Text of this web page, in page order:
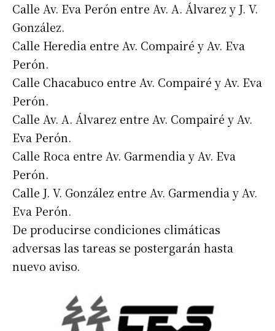
Calle Av. Eva Perón entre Av. A. Álvarez y J. V.
González.
Calle Heredia entre Av. Compairé y Av. Eva
Perón.
Calle Chacabuco entre Av. Compairé y Av. Eva
Perón.
Calle Av. A. Álvarez entre Av. Compairé y Av.
Eva Perón.
Calle Roca entre Av. Garmendia y Av. Eva
Perón.
Calle J. V. González entre Av. Garmendia y Av.
Eva Perón.
De producirse condiciones climáticas
adversas las tareas se postergarán hasta
nuevo aviso.